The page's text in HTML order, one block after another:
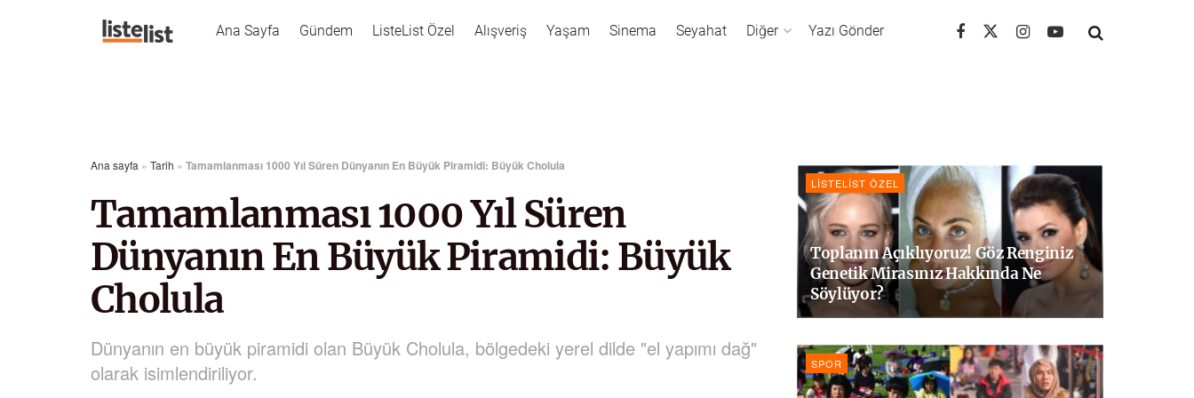
Ana Sayfa Gündem ListeList Özel Alışveriş Yaşam Sinema Seyahat Diğer Yazı Gönder
Ana sayfa » Tarih » Tamamlanması 1000 Yıl Süren Dünyanın En Büyük Piramidi: Büyük Cholula
Tamamlanması 1000 Yıl Süren
Dünyanın En Büyük Piramidi: Büyük
Cholula
Dünyanın en büyük piramidi olan Büyük Cholula, bölgedeki yerel dilde "el yapımı dağ"
olarak isimlendiriliyor.
LISTELIST ÖZEL
Toplanın Açıklıyoruz! Göz Renginiz
Genetik Mirasınız Hakkında Ne
Söylüyor?
SPOR